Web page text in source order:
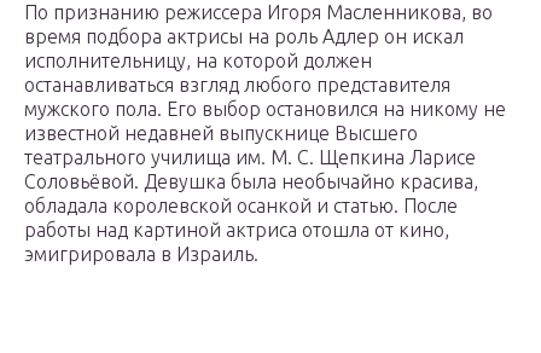
По признанию режиссера Игоря Масленникова, во
время подбора актрисы на роль Адлер он искал
исполнительницу, на которой должен
останавливаться взгляд любого представителя
мужского пола. Его выбор остановился на никому не
известной недавней выпускнице Высшего
театрального училища им. М. С. Щепкина Ларисе
Соловьёвой. Девушка была необычайно красива,
обладала королевской осанкой и статью. После
работы над картиной актриса отошла от кино,
эмигрировала в Израиль.